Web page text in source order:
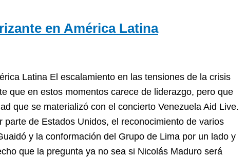
en América Latina
Latina El escalamiento en las tensiones de la crisis
que en estos momentos carece de liderazgo, pero que
que se materializó con el concierto Venezuela Aid Live.
de Estados Unidos, el reconocimiento de varios
y la conformación del Grupo de Lima por un lado y
que la pregunta ya no sea si Nicolás Maduro será